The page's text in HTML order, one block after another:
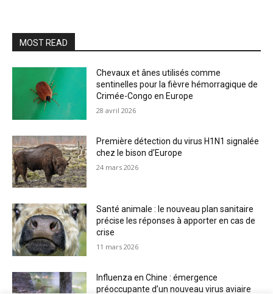
MOST READ
Chevaux et ânes utilisés comme
sentinelles pour la fièvre hémorragique de
Crimée-Congo en Europe
28 avril 2026
Première détection du virus H1N1 signalée
chez le bison d’Europe
24 mars 2026
Santé animale : le nouveau plan sanitaire
précise les réponses à apporter en cas de
crise
11 mars 2026
Influenza en Chine : émergence
préoccupante d’un nouveau virus aviaire